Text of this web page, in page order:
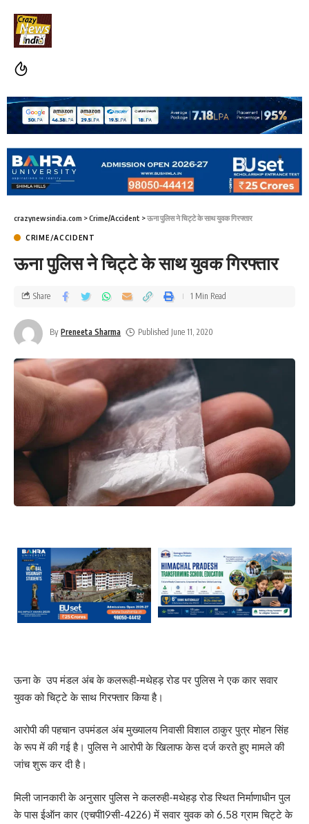
crazynewsindia.com >Crime/Accident >ऊना पुलिस ने चिट्टे के साथ युवक गिरफ्तार
CRIME/ACCIDENT
ऊना पुलिस ने चिट्टे के साथ युवक गिरफ्तार
By Preneeta Sharma Published June 11, 2020
Share 1 Min Read
ऊना के उप मंडल अंब के कलरूही-मथेहड़ रोड पर पुलिस ने एक कार सवार
युवक को चिट्टे के साथ गिरफ्तार किया है।
आरोपी की पहचान उपमंडल अंब मुख्यालय निवासी विशाल ठाकुर पुत्र मोहन सिंह
के रूप में की गई है। पुलिस ने आरोपी के खिलाफ केस दर्ज करते हुए मामले की
जांच शुरू कर दी है।
मिली जानकारी के अनुसार पुलिस ने कलरुही-मथेहड़ रोड स्थित निर्माणाधीन पुल
के पास ईऑन कार (एचपी19सी-4226) में सवार युवक को 6.58 ग्राम चिट्टे के